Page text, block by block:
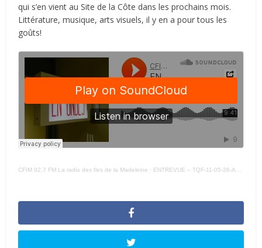
qui s’en vient au Site de la Côte dans les prochains mois.
Littérature, musique, arts visuels, il y en a pour tous les
goûts!
CFIM 92,7 FM La radio des Iles de la Madeleine · ENTREVUE – TQF-11-05-26-ALICIA VIGNEAU –